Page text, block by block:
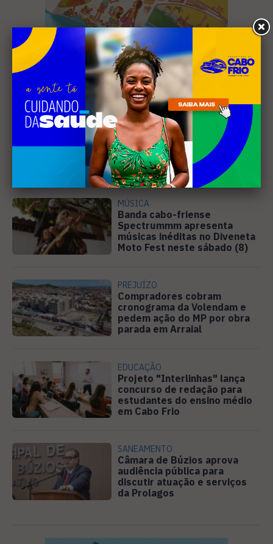
Leia Também
MÚSICA
Banda cabo-friense
Spectrummm apresenta
músicas inéditas no Diveneta
Moto Fest neste sábado (8)
PREJUÍZO
Compradores cobram
cronograma da Volendam e
pedem ação do MP por obra
parada em Arraial
EDUCAÇÃO
Projeto "Interlinhas" lança
concurso de redação para
estudantes do ensino médio
em Cabo Frio
SANEAMENTO
Câmara de Búzios aprova
audiência pública para
discutir atuação e serviços
da Prolagos